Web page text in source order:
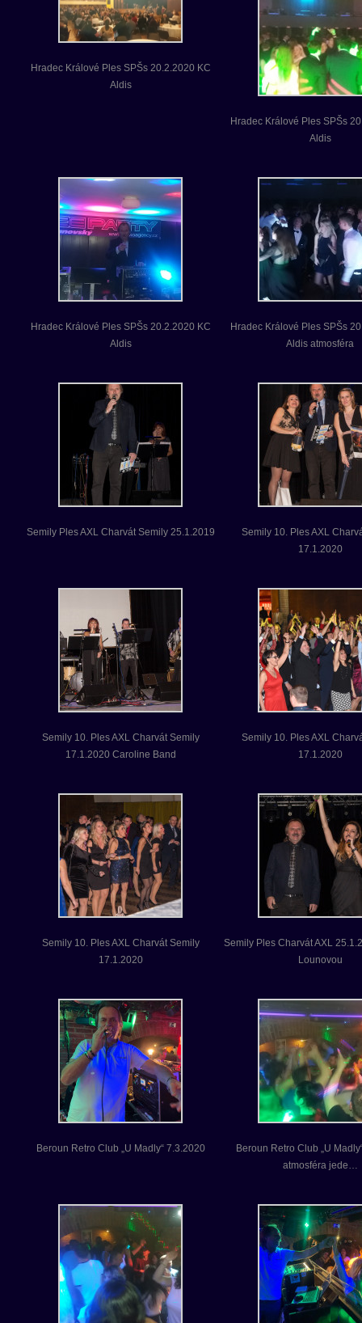
Hradec Králové Ples SPŠs 20.2.2020 KC
Aldis
Hradec Králové Ples SPŠs
Aldis
Hradec Králové Ples SPŠs 20.2.2020 KC
Aldis
Hradec Králové Ples SPŠs
Aldis atmosféra
Semily Ples AXL Charvát Semily 25.1.2019
Semily 10. Ples AXL
17.1.2020
Semily 10. Ples AXL Charvát Semily
17.1.2020 Caroline Band
Semily 10. Ples AXL
17.1.2020
Semily 10. Ples AXL Charvát Semily
17.1.2020
Semily Ples Charvát AXL
Lounovou
Beroun Retro Club „U Madly“ 7.3.2020
Beroun Retro Club „U
atmosféra jede…